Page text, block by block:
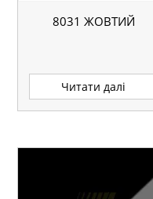
8031 ЖОВТИЙ
Читати далі